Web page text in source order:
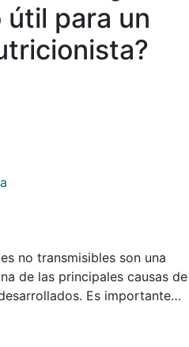
para un
no transmisibles son una
de las principales causas de
Es importante
con conductas poco